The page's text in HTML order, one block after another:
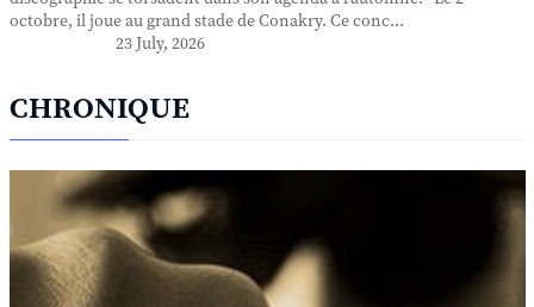
octobre, il joue au grand stade de Conakry. Ce conc...
23 July, 2026
CHRONIQUE